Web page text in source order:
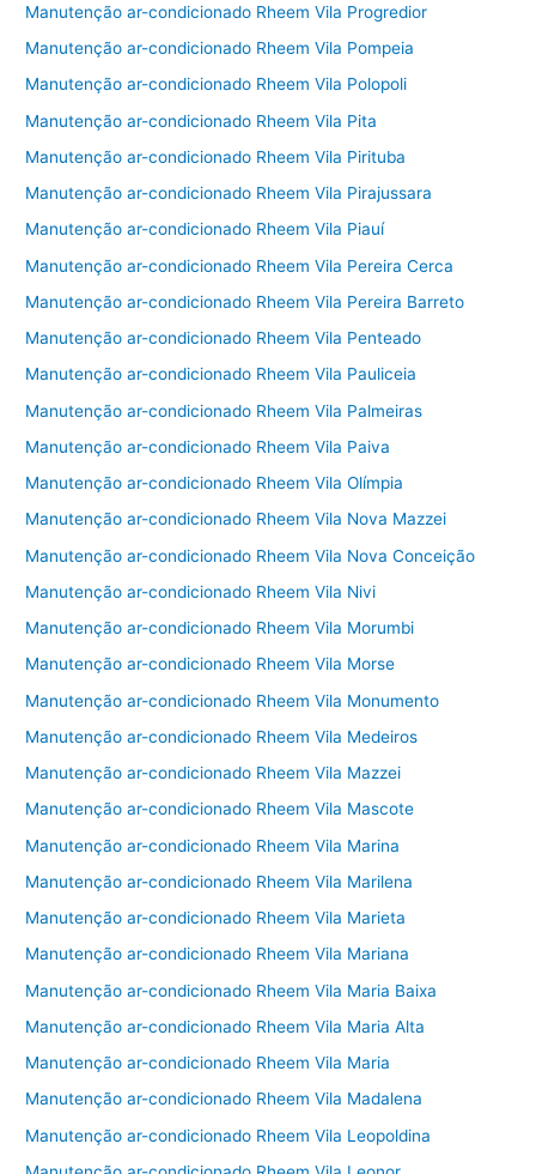
Manutenção ar-condicionado Rheem Vila Progredior
Manutenção ar-condicionado Rheem Vila Pompeia
Manutenção ar-condicionado Rheem Vila Polopoli
Manutenção ar-condicionado Rheem Vila Pita
Manutenção ar-condicionado Rheem Vila Pirituba
Manutenção ar-condicionado Rheem Vila Pirajussara
Manutenção ar-condicionado Rheem Vila Piauí
Manutenção ar-condicionado Rheem Vila Pereira Cerca
Manutenção ar-condicionado Rheem Vila Pereira Barreto
Manutenção ar-condicionado Rheem Vila Penteado
Manutenção ar-condicionado Rheem Vila Pauliceia
Manutenção ar-condicionado Rheem Vila Palmeiras
Manutenção ar-condicionado Rheem Vila Paiva
Manutenção ar-condicionado Rheem Vila Olímpia
Manutenção ar-condicionado Rheem Vila Nova Mazzei
Manutenção ar-condicionado Rheem Vila Nova Conceição
Manutenção ar-condicionado Rheem Vila Nivi
Manutenção ar-condicionado Rheem Vila Morumbi
Manutenção ar-condicionado Rheem Vila Morse
Manutenção ar-condicionado Rheem Vila Monumento
Manutenção ar-condicionado Rheem Vila Medeiros
Manutenção ar-condicionado Rheem Vila Mazzei
Manutenção ar-condicionado Rheem Vila Mascote
Manutenção ar-condicionado Rheem Vila Marina
Manutenção ar-condicionado Rheem Vila Marilena
Manutenção ar-condicionado Rheem Vila Marieta
Manutenção ar-condicionado Rheem Vila Mariana
Manutenção ar-condicionado Rheem Vila Maria Baixa
Manutenção ar-condicionado Rheem Vila Maria Alta
Manutenção ar-condicionado Rheem Vila Maria
Manutenção ar-condicionado Rheem Vila Madalena
Manutenção ar-condicionado Rheem Vila Leopoldina